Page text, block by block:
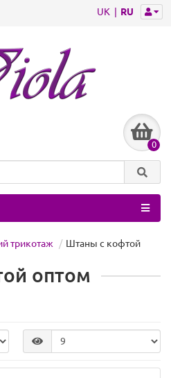
UK RU
0
трикотаж Штаны с кофтой
оптом